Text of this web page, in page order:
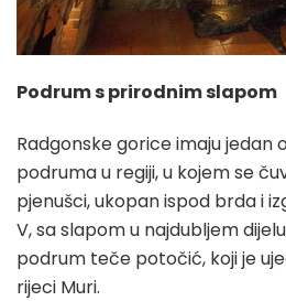
Podrum s prirodnim slapom
Radgonske gorice imaju jedan
podruma u regiji, u kojem se
pjenušci, ukopan ispod brda i
V, sa slapom u najdubljem
podrum teče potočić, koji je
rijeci Muri.